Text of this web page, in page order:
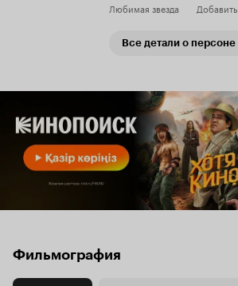
Любимая звезда Добавить
Все детали о персоне
Фильмография